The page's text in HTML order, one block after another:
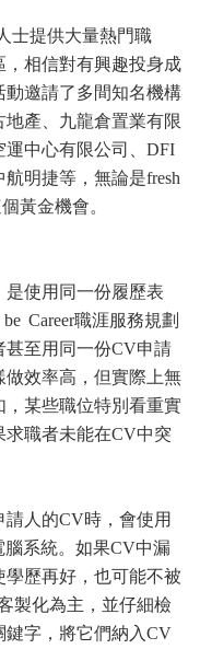
士提供大量熱門職
相信對有興趣投身成
邀請了多間知名機構
產、九龍倉置業有限
中心有限公司、DFI
明捷等，無論是fresh
黃金機會。
使用同一份履歷表
Career職涯服務規劃
甚至用同一份CV申請
效率高，但實際上無
某些職位特別看重實
職者未能在CV中突
人的CV時，會使用
腦系統。如果CV中漏
歷再好，也可能不被
製化為主，並仔細檢
鍵字，將它們納入CV